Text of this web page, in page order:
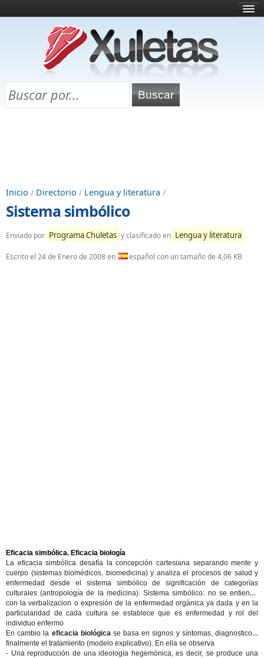
¿Qué es esto?
Directorio
Chuletas para exámenes
Inicio / Directorio / Lengua y literatura /
Sistema simbólico
Enviado por Programa Chuletas y clasificado en Lengua y literatura
Escrito el 24 de Enero de 2008en español con un tamaño de 4,06 KB
Eficacia simbólica. Eficacia biología
La eficacia simbólica desafía la concepción cartesiana separando mente y
cuerpo (sistemas biomédicos, biomedicina) y analiza el procesos de salud y
enfermedad desde el sistema simbólicode significación de categorías
culturales (antropología de la medicina).Sistema simbólico: no se entiende
con la verbalizacion o expresión de la enfermedad orgánica ya dada y en la
particularidad de cada cultura se establece que es enfermedad y rol del
individuo enfermo
En cambio la eficacia biológicase basa en signos y síntomas, diagnostico y
finalmente el tratamiento (modelo explicativo). En ella se observa
- Una reproducción de una ideología hegemónica, es decir, se produce una